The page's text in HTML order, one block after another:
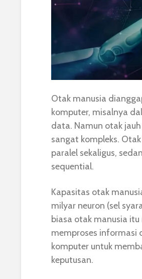
Otak manusia
komputer, misalnya
data. Namun otak
sangat kompleks.
paralel sekaligus,
sequential.
Kapasitas otak
milyar neuron (sel
biasa otak manusia
memproses informasi
komputer untuk
keputusan.